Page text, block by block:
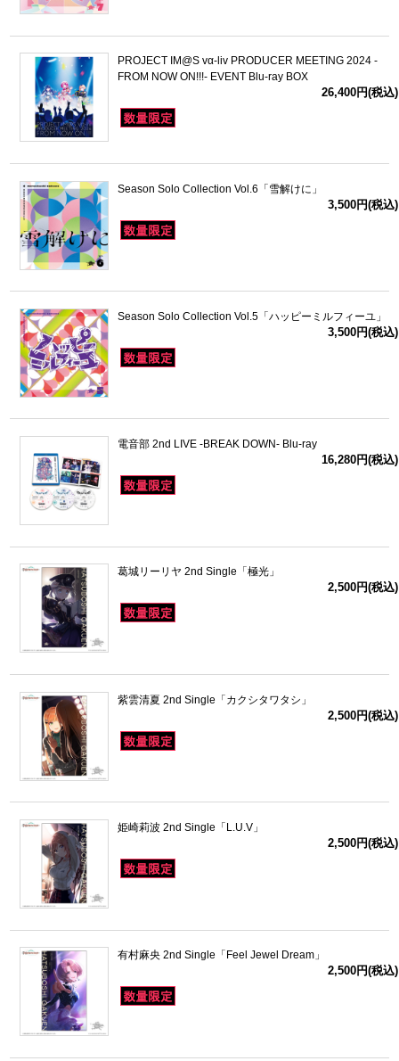
PROJECT IM@S vα-liv PRODUCER MEETING 2024 -
FROM NOW ON!!!- EVENT Blu-ray BOX
26,400円(税込)
Season Solo Collection Vol.6「雪解けに」
3,500円(税込)
Season Solo Collection Vol.5「ハッピーミルフィーユ」
3,500円(税込)
電音部 2nd LIVE -BREAK DOWN- Blu-ray
16,280円(税込)
葛城リーリヤ 2nd Single「極光」
2,500円(税込)
紫雲清夏 2nd Single「カクシタワタシ」
2,500円(税込)
姫崎莉波 2nd Single「L.U.V」
2,500円(税込)
有村麻央 2nd Single「Feel Jewel Dream」
2,500円(税込)